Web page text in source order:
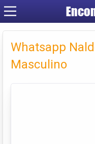
Whatsapp
Masculino